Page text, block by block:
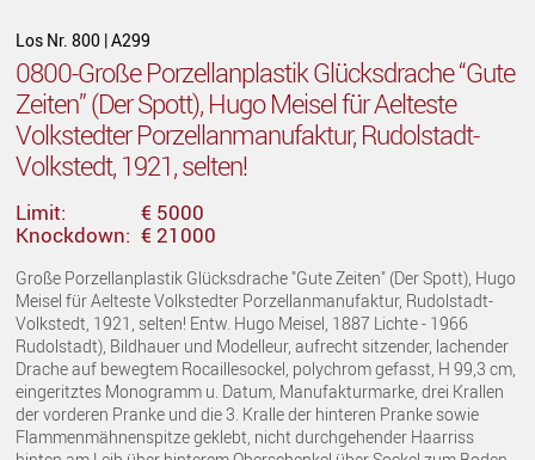
Los Nr. 800 | A299
0800-Große Porzellanplastik Glücksdrache “Gute
Zeiten” (Der Spott), Hugo Meisel für Aelteste
Volkstedter Porzellanmanufaktur, Rudolstadt-
Volkstedt, 1921, selten!
Limit:
€ 5000
Knockdown: € 21000
Große Porzellanplastik Glücksdrache "Gute Zeiten" (Der Spott), Hugo
Meisel für Aelteste Volkstedter Porzellanmanufaktur, Rudolstadt-
Volkstedt, 1921, selten! Entw. Hugo Meisel, 1887 Lichte - 1966
Rudolstadt), Bildhauer und Modelleur, aufrecht sitzender, lachender
Drache auf bewegtem Rocaillesockel, polychrom gefasst, H 99,3 cm,
eingeritztes Monogramm u. Datum, Manufakturmarke, drei Krallen
der vorderen Pranke und die 3. Kralle der hinteren Pranke sowie
Flammenmähnenspitze geklebt, nicht durchgehender Haarriss